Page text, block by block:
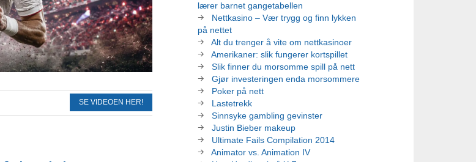
SE VIDEOEN HER!
lærer barnet gangetabellen
Nettkasino – Vær trygg og finn lykken
på nettet
Alt du trenger å vite om nettkasinoer
Amerikaner: slik fungerer kortspillet
Slik finner du morsomme spill på nett
Gjør investeringen enda morsommere
Poker på nett
Lastetrekk
Sinnsyke gambling gevinster
Justin Bieber makeup
Ultimate Fails Compilation 2014
Animator vs. Animation IV